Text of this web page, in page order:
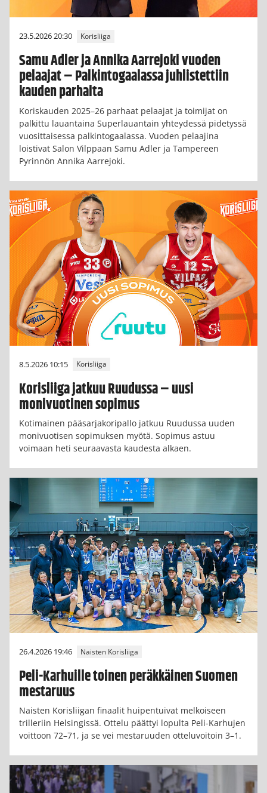
23.5.2026 20:30 Korisliiga
Samu Adler ja Annika Aarrejoki vuoden
pelaajat – Palkintogaalassa juhlistettiin
kauden parhaita
Koriskauden 2025–26 parhaat pelaajat ja toimijat on
palkittu lauantaina Superlauantain yhteydessä pidetyssä
vuosittaisessa palkintogaalassa. Vuoden pelaajina
loistivat Salon Vilppaan Samu Adler ja Tampereen
Pyrinnön Annika Aarrejoki.
8.5.2026 10:15 Korisliiga
Korisliiga jatkuu Ruudussa – uusi
monivuotinen sopimus
Kotimainen pääsarjakoripallo jatkuu Ruudussa uuden
monivuotisen sopimuksen myötä. Sopimus astuu
voimaan heti seuraavasta kaudesta alkaen.
26.4.2026 19:46 Naisten Korisliiga
Peli-Karhuille toinen peräkkäinen Suomen
mestaruus
Naisten Korisliigan finaalit huipentuivat melkoiseen
trilleriin Helsingissä. Ottelu päättyi lopulta Peli-Karhujen
voittoon 72–71, ja se vei mestaruuden otteluvoitoin 3–1.